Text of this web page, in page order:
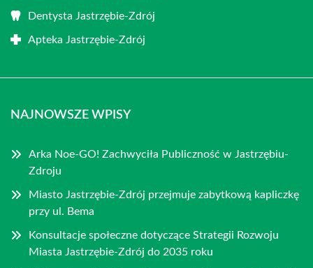
Dentysta Jastrzębie-Zdrój
Apteka Jastrzębie-Zdrój
NAJNOWSZE WPISY
Arka Noe-GO! Zachwyciła Publiczność w Jastrzębiu-
Zdroju
Miasto Jastrzębie-Zdrój przejmuje zabytkową kapliczkę
przy ul. Bema
Konsultacje społeczne dotyczące Strategii Rozwoju
Miasta Jastrzębie-Zdrój do 2035 roku